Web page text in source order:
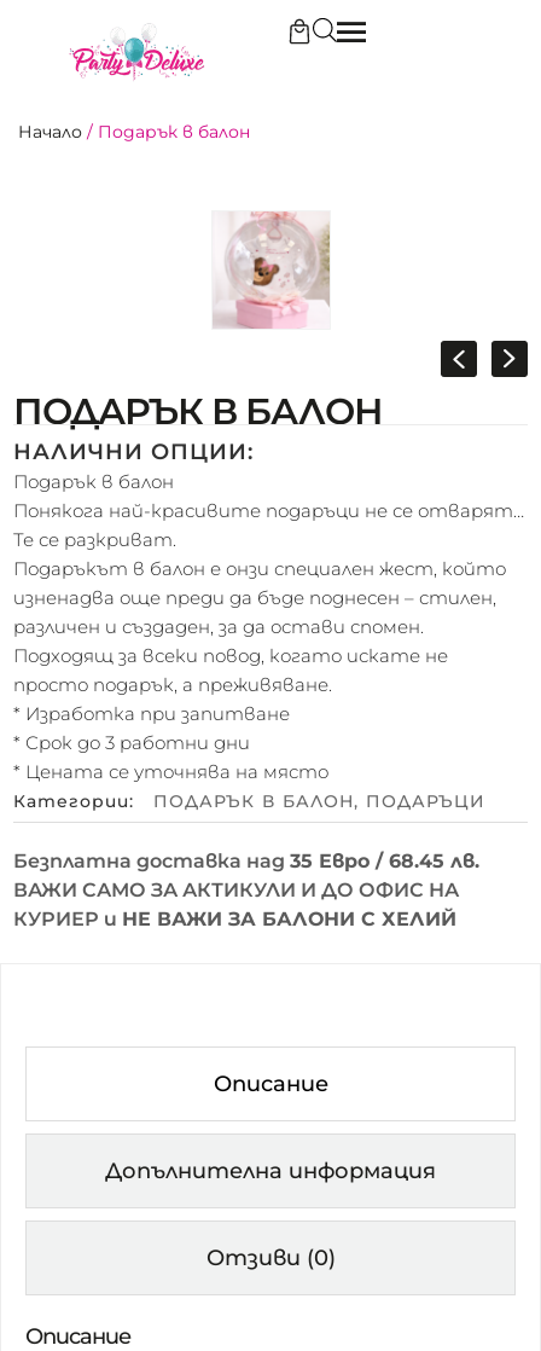
Начало / Подарък в балон
ПОДАРЪК В БАЛОН
НАЛИЧНИ ОПЦИИ:
Подарък в балон
Понякога най-красивите подаръци не се отварят…
Те се разкриват.
Подаръкът в балон е онзи специален жест, който
изненадва още преди да бъде поднесен – стилен,
различен и създаден, за да остави спомен.
Подходящ за всеки повод, когато искате не
просто подарък, а преживяване.
* Изработка при запитване
* Срок до 3 работни дни
* Цената се уточнява на място
Категории: ПОДАРЪК В БАЛОН, ПОДАРЪЦИ
Безплатна доставка над35 Евро / 68.45 лв.
ВАЖИ САМО ЗА АКТИКУЛИ И ДО ОФИС НА
КУРИЕР и НЕ ВАЖИ ЗА БАЛОНИ С ХЕЛИЙ
Описание
Допълнителна информация
Отзиви (0)
Описание